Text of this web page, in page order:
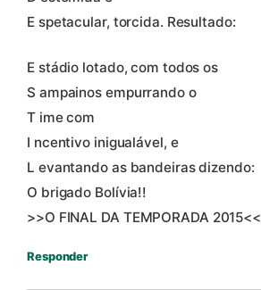
E spetacular, torcida. Resultado:
E stádio lotado, com todos os
S ampainos empurrando o
T ime com
I ncentivo inigualável, e
L evantando as bandeiras dizendo:
O brigado Bolívia!!
>>O FINAL DA TEMPORADA 2015<<
Responder